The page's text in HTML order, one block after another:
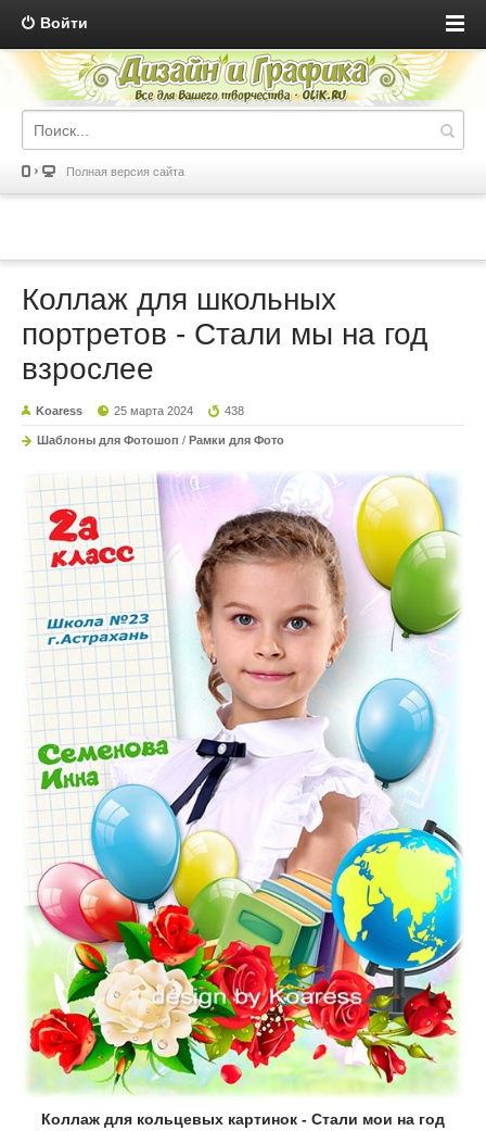
Войти
Полная версия сайта
Коллаж для школьных
портретов - Стали мы на год
взрослее
Koaress 25 марта 2024 438
Шаблоны для Фотошоп / Рамки для Фото
Коллаж для кольцевых картинок - Стали мои на год